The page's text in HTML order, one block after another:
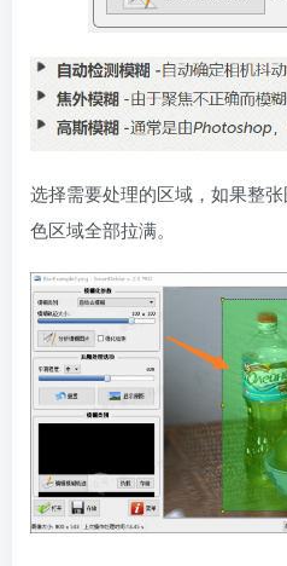
选择需要处理的区域，如果整
色区域全部拉满。